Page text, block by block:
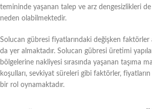
temininde yaşanan talep ve arz dengesizlikleri
neden olabilmektedir.
Solucan gübresi fiyatlarındaki değişken faktörler
da yer almaktadır. Solucan gübresi üretimi
bölgelerine nakliyesi sırasında yaşanan taşıma
koşulları, sevkiyat süreleri gibi faktörler,
bir rol oynamaktadır.